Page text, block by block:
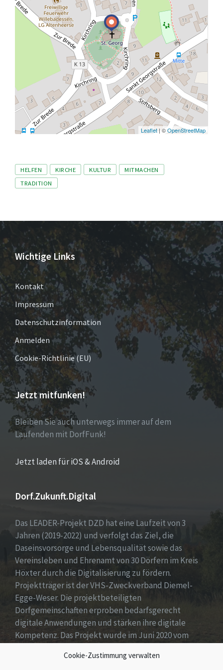
Cookie-Zustimmung verwalten
Leaflet | ©OpenStreetMap
Tags
HELFEN KIRCHE KULTUR
MITMACHEN
TRADITION
Wichtige Links
Kontakt
Impressum
Datenschutzinformation
Anmelden
Cookie-Richtlinie (EU)
Jetzt mitfunken!
Bleiben Sie auch unterwegs immer auf dem
Laufenden mit DorfFunk!
Jetzt laden für iOS & Android
Dorf.Zukunft.Digital
Das LEADER-Projekt DZD hat eine Laufzeit von 3
Jahren (2019-2022) und verfolgt das Ziel, die
Daseinsvorsorge und Lebensqualität sowie das
Vereinsleben und Ehrenamt von 30 Dörfern im Kreis
Höxter durch die Digitalisierung zu fördern.
Projektträger ist der VHS-Zweckverband Diemel-
Egge-Weser. Die projektbeteiligten
Dorfgemeinschaften erproben bedarfsgerecht
digitale Anwendungen und stärken ihre digitale
Kompetenz. Das Projekt wurde im Juni 2020 vom
digitale Teilhabe ausgezeichnet.